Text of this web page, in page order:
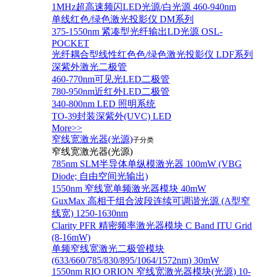
1MHz超高速频闪LED光源/白光源 460-940nm
单线红色/绿色激光投影仪 DM系列
375-1550nm 紧凑型光纤输出LD光源 OSL-
POCKET
光纤耦合型线性红色色/绿色激光投影仪 LDF系列
深紫外激光二极管
460-770nm可见光LED二极管
780-950nm近红外LED二极管
340-800nm LED 照明系统
TO-39封装深紫外(UVC) LED
More>>
窄线宽激光器(光源)子分类
窄线宽激光器(光源)
785nm SLM半导体单纵模激光器 100mW (VBG
Diode; 自由空间光输出)
1550nm 窄线宽单频激光器模块 40mW
GuxMax 高相干组合波段连续可调谐光源 (A型窄
线宽) 1250-1630nm
Clarity PFR 精密频率激光器模块 C Band ITU Grid
(8-16mW)
单频窄线宽激光二极管模块
(633/660/785/830/895/1064/1572nm) 30mW
1550nm RIO ORION 窄线宽激光器模块(光源) 10-